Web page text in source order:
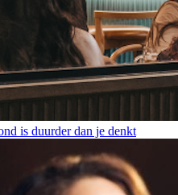
is duurder dan je denkt